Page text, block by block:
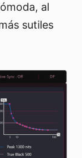
al
sutiles